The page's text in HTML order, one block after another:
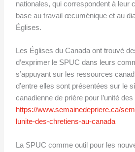
nationales, qui correspondent à leur
base au travail œcuménique et au
Églises.
Les Églises du Canada ont trouvé
d’exprimer le SPUC dans leurs
s’appuyant sur les ressources
d’entre elles sont présentées sur le
canadienne de prière pour l’unité
https://www.semainedepriere.ca/
lunite-des-chretiens-au-canada
La SPUC comme outil pour les